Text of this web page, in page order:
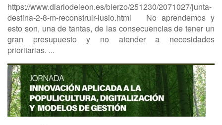
https://www.diariodeleon.es/bierzo/251230/2071027/junta-
destina-2-8-m-reconstruir-lusio.html No aprendemos y
esto son, una de tantas, de las consecuencias de tener un
gran presupuesto y no atender a necesidades
prioritarias. ...